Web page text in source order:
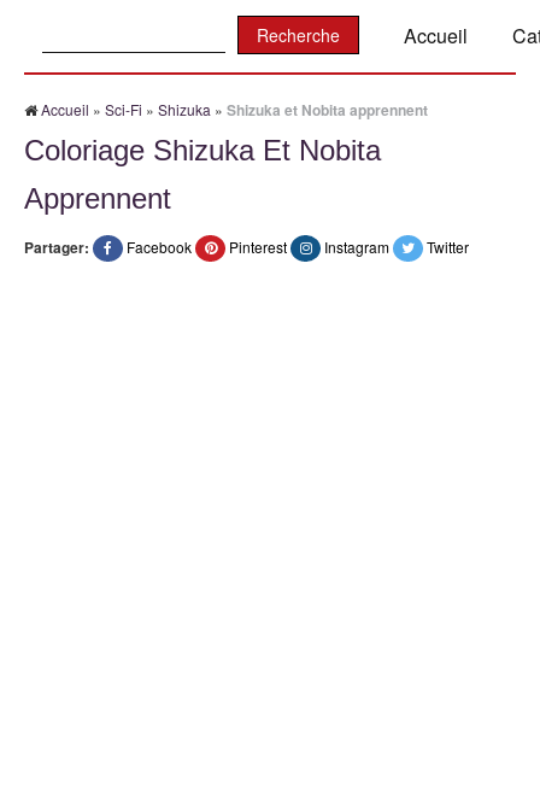
Accueil
Accueil » Sci-Fi » Shizuka » Shizuka et Nobita apprennent
Coloriage Shizuka Et Nobita
Apprennent
Partager: Facebook Pinterest Instagram Twitter